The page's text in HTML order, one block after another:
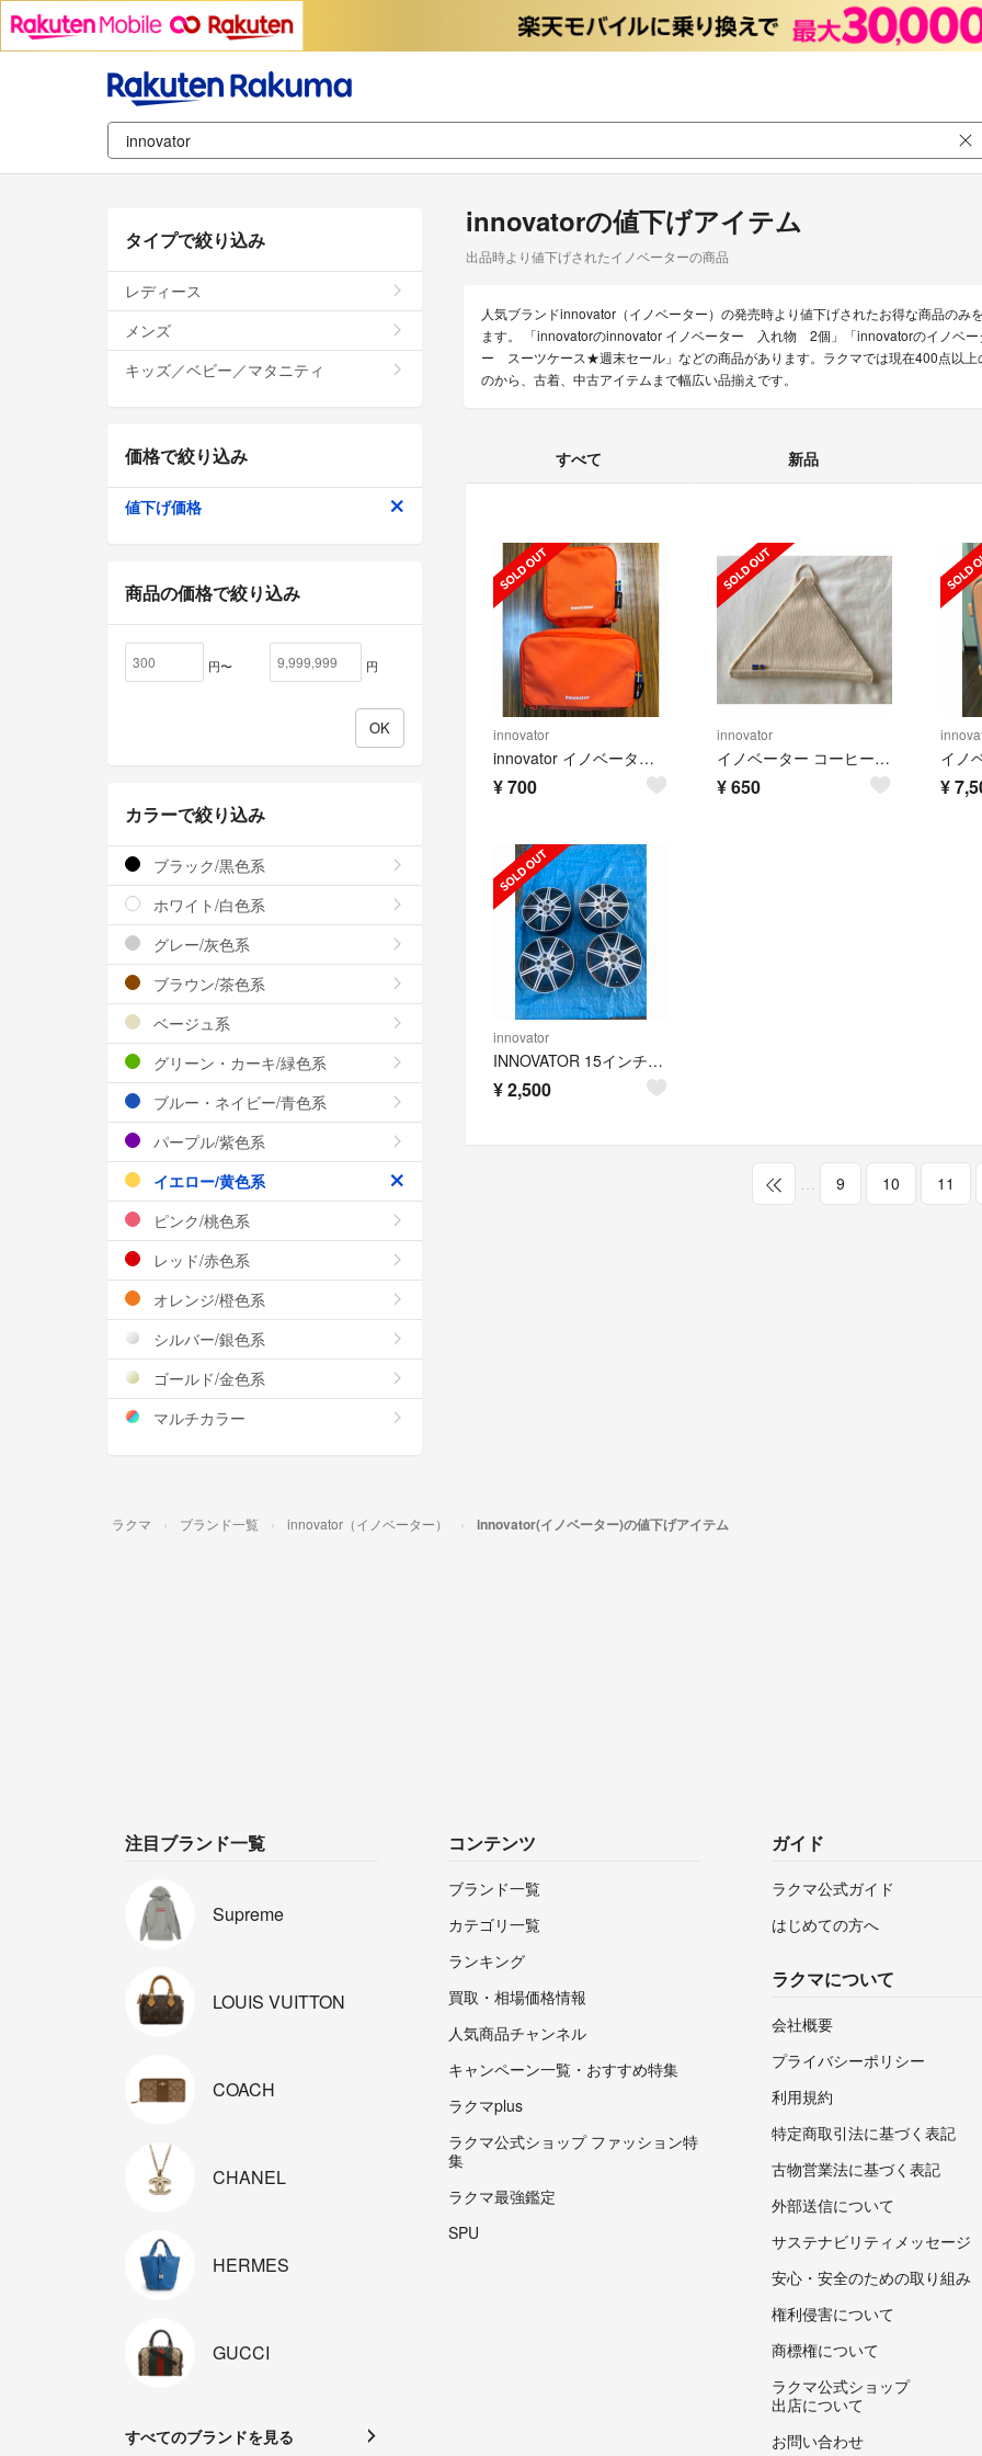
innovatorの値下げアイテム
出品時より値下げされたイノベーターの商品
人気ブランドinnovator（イノベーター）の発売時より値下げされたお得な商品の
ます。 「innovatorのinnovator イノベーター 入れ物 2個」「innovatorのイノベー
ー スーツケース★週末セール」などの商品があります。ラクマでは現在400点以
のから、古着、中古アイテムまで幅広い品揃えです。
すべて 新品
innovator
innovator イノベーター 入れ物 2個
¥700
innovator
イノベーター コーヒーフィルターケース
¥650 ¥
innovator
INNOVATOR 15インチ ホイール 4本セット 中古品
¥2,500
… 9 10 11
タイプで絞り込み
レディース
メンズ
キッズ／ベビー／マタニティ
価格で絞り込み
値下げ価格
商品の価格で絞り込み
円〜 円
カラーで絞り込み
ブラック/黒色系
ホワイト/白色系
グレー/灰色系
ブラウン/茶色系
ベージュ系
グリーン・カーキ/緑色系
ブルー・ネイビー/青色系
パープル/紫色系
イエロー/黄色系
ピンク/桃色系
レッド/赤色系
オレンジ/橙色系
シルバー/銀色系
ゴールド/金色系
マルチカラー
ラクマ ブランド一覧 innovator（イノベーター） innovator(イノベーター)の値下げアイテム
注目ブランド一覧
Supreme
LOUIS VUITTON
COACH
CHANEL
HERMES
GUCCI
すべてのブランドを見る
コンテンツ
ブランド一覧
カテゴリ一覧
ランキング
買取・相場価格情報
人気商品チャンネル
キャンペーン一覧・おすすめ特集
ラクマplus
ラクマ公式ショップ ファッション特
集
ラクマ最強鑑定
SPU
ガイド
ラクマ公式ガイド
はじめての方へ
ラクマについて
会社概要
プライバシーポリシー
利用規約
特定商取引法に基づく表記
古物営業法に基づく表記
外部送信について
サステナビリティメッセージ
安心・安全のための取り組み
権利侵害について
商標権について
ラクマ公式ショップ
出店について
お問い合わせ